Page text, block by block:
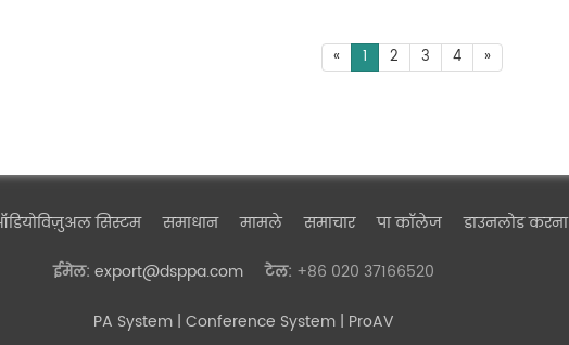
« 1 2 3 4 »
सिस्टम समाधान मामले समाचार पा कॉलेज डाउनलोड करना
ईमेल: export@dsppa.com टेल: +86 020 37166520
PA System| Conference System | ProAV